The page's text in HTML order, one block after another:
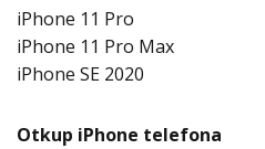
iPhone 11 Pro
iPhone 11 Pro Max
iPhone SE 2020
Otkup iPhone telefona